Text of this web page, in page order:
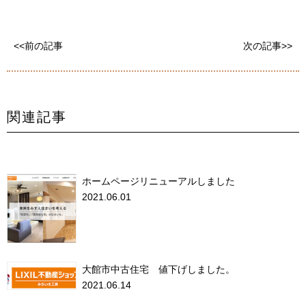
<<前の記事 次の記事>>
関連記事
ホームページリニューアルしました
2021.06.01
大館市中古住宅 値下げしました。
2021.06.14